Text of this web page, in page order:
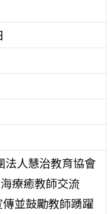
法人慧治教育協會
療癒教師交流
並鼓勵教師踴躍